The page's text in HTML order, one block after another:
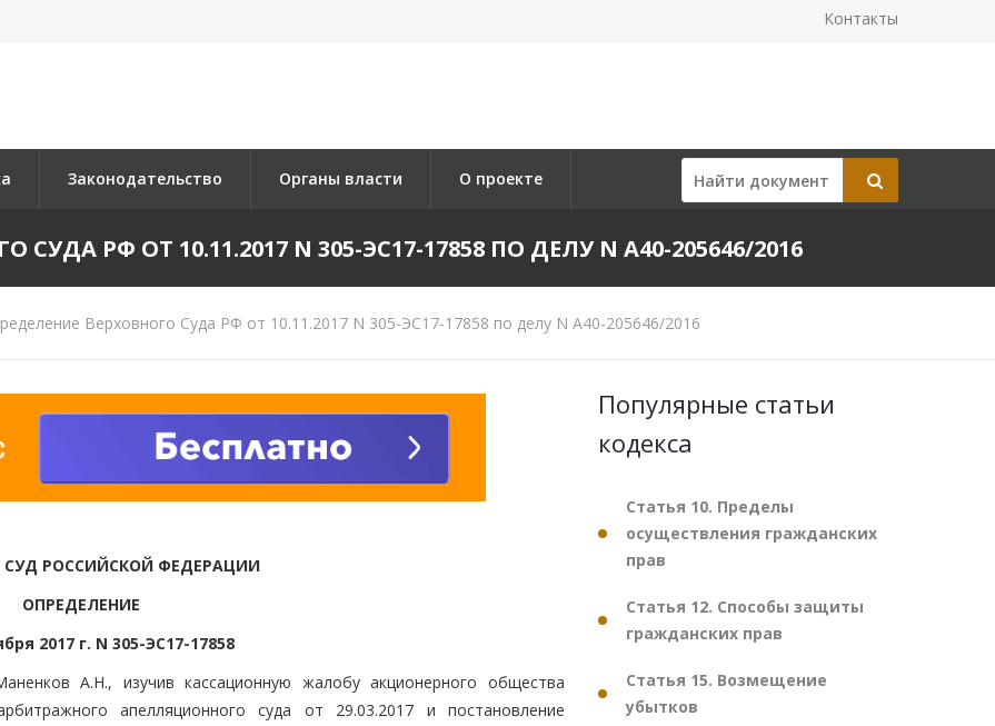
Контакты
Законодательство Органы власти О проекте
РФ ОТ 10.11.2017 N 305-ЭС17-17858 ПО ДЕЛУ N А40-205646/2016
Верховного Суда РФ от 10.11.2017 N 305-ЭС17-17858 по делу N А40-205646/2016
СУД РОССИЙСКОЙ ФЕДЕРАЦИИ
ОПРЕДЕЛЕНИЕ
2017 г. N 305-ЭС17-17858
А.Н., изучив кассационную жалобу акционерного общества
апелляционного суда от 29.03.2017 и постановление
Популярные статьи
кодекса
Статья 10. Пределы
осуществления гражданских
прав
Статья 12. Способы защиты
гражданских прав
Статья 15. Возмещение
убытков